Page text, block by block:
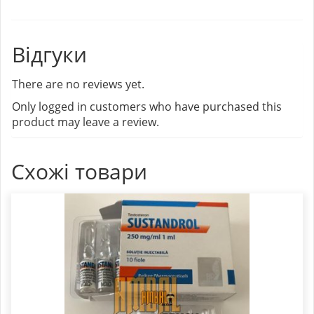
Відгуки
There are no reviews yet.
Only logged in customers who have purchased this
product may leave a review.
Схожі товари